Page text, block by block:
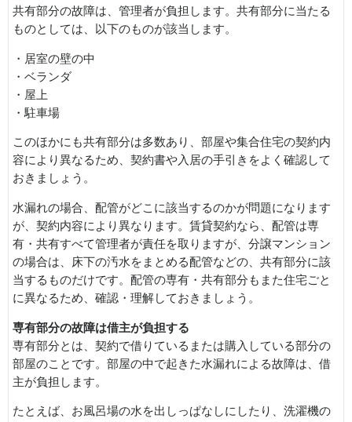
共有部分の故障は、管理者が負担します。共有部分に当たる
ものとしては、以下のものが該当します。
・居室の壁の中
・ベランダ
・屋上
・駐車場
このほかにも共有部分は多数あり、部屋や集合住宅の契約内
容により異なるため、契約書や入居の手引きをよく確認して
おきましょう。
水漏れの場合、配管がどこに該当するのかが問題になります
が、契約内容により異なります。賃貸契約なら、配管は専
有・共有すべて管理者が責任を取りますが、分譲マンション
の場合は、床下の汚水をまとめる配管などの、共有部分に該
当するものだけです。配管の専有・共有部分もまた住宅ごと
に異なるため、確認・理解しておきましょう。
専有部分の故障は借主が負担する
専有部分とは、契約で借りているまたは購入している部分の
部屋のことです。部屋の中で起きた水漏れによる故障は、借
主が負担します。
たとえば、お風呂場の水を出しっぱなしにしたり、洗濯機の